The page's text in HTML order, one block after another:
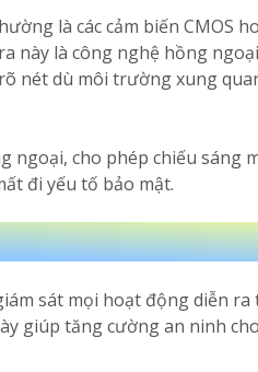
là các cảm biến CMOS
là công nghệ hồng
nét dù môi trường xung
ngoại, cho phép chiếu
đi yếu tố bảo mật.
sát mọi hoạt động diễn
giúp tăng cường an ninh